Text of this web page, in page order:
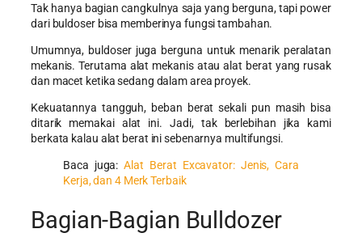
Tak hanya bagian cangkulnya saja yang berguna, tapi power
dari buldoser bisa memberinya fungsi tambahan.
Umumnya, buldoser juga berguna untuk menarik peralatan
mekanis. Terutama alat mekanis atau alat berat yang rusak
dan macet ketika sedang dalam area proyek.
Kekuatannya tangguh, beban berat sekali pun masih bisa
ditarik memakai alat ini. Jadi, tak berlebihan jika kami
berkata kalau alat berat ini sebenarnya multifungsi.
Baca juga:Alat Berat Excavator: Jenis, Cara
Kerja, dan 4 Merk Terbaik
Bagian-Bagian Bulldozer